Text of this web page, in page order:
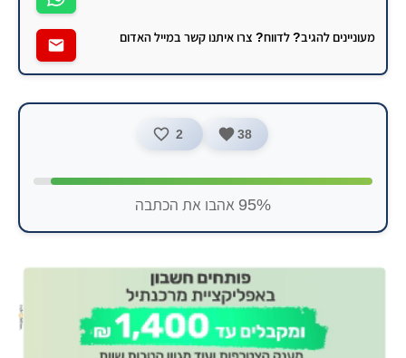
מעוניינים להגיב? לדווח? צרו איתנו קשר במייל האדום
38
2
95% אהבו את הכתבה